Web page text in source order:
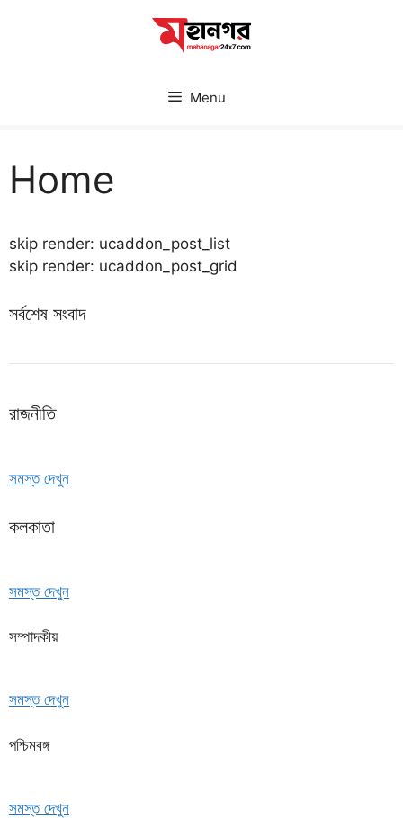
Menu
Home
skip render: ucaddon_post_list
skip render: ucaddon_post_grid
সর্বশেষ সংবাদ
রাজনীতি
সমস্ত দেখুন
কলকাতা
সমস্ত দেখুন
সম্পাদকীয়
সমস্ত দেখুন
পশ্চিমবঙ্গ
সমস্ত দেখুন